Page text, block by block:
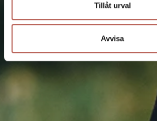
Tillåt urval
Avvisa